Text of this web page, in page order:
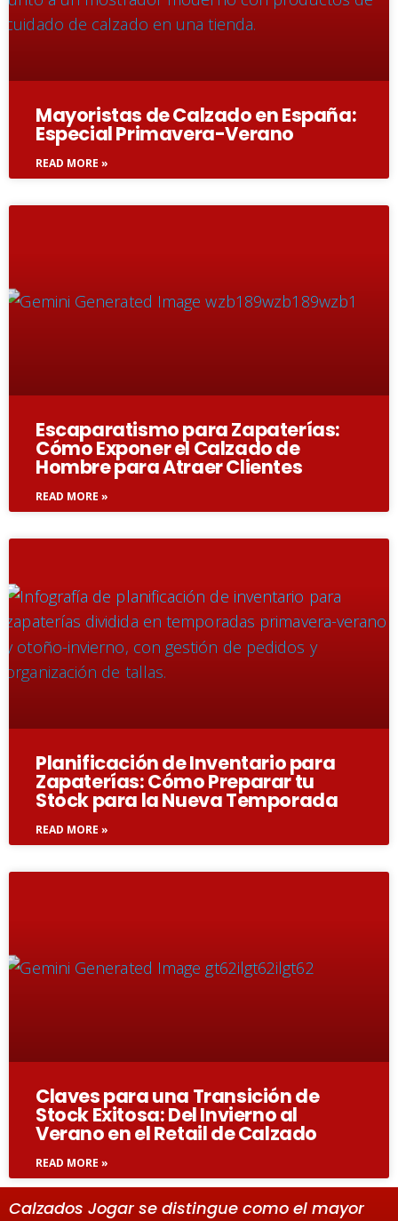
Mayoristas de Calzado en España:
Especial Primavera-Verano
READ MORE »
Escaparatismo para Zapaterías:
Cómo Exponer el Calzado de
Hombre para Atraer Clientes
READ MORE »
Planificación de Inventario para
Zapaterías: Cómo Preparar tu
Stock para la Nueva Temporada
READ MORE »
Claves para una Transición de
Stock Exitosa: Del Invierno al
Verano en el Retail de Calzado
READ MORE »
Calzados Jogar se distingue como el mayor